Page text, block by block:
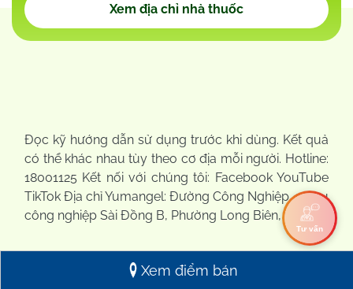
Xem địa chỉ nhà thuốc
Đọc kỹ hướng dẫn sử dụng trước khi dùng. Kết quả
có thể khác nhau tùy theo cơ địa mỗi người. Hotline:
18001125 Kết nối với chúng tôi: Facebook YouTube
TikTok Địa chỉ Yumangel: Đường Công Nghiệp 4, Khu
công nghiệp Sài Đồng B, Phường Long Biên, Hà Nội
Tư vấn
Xem điểm bán